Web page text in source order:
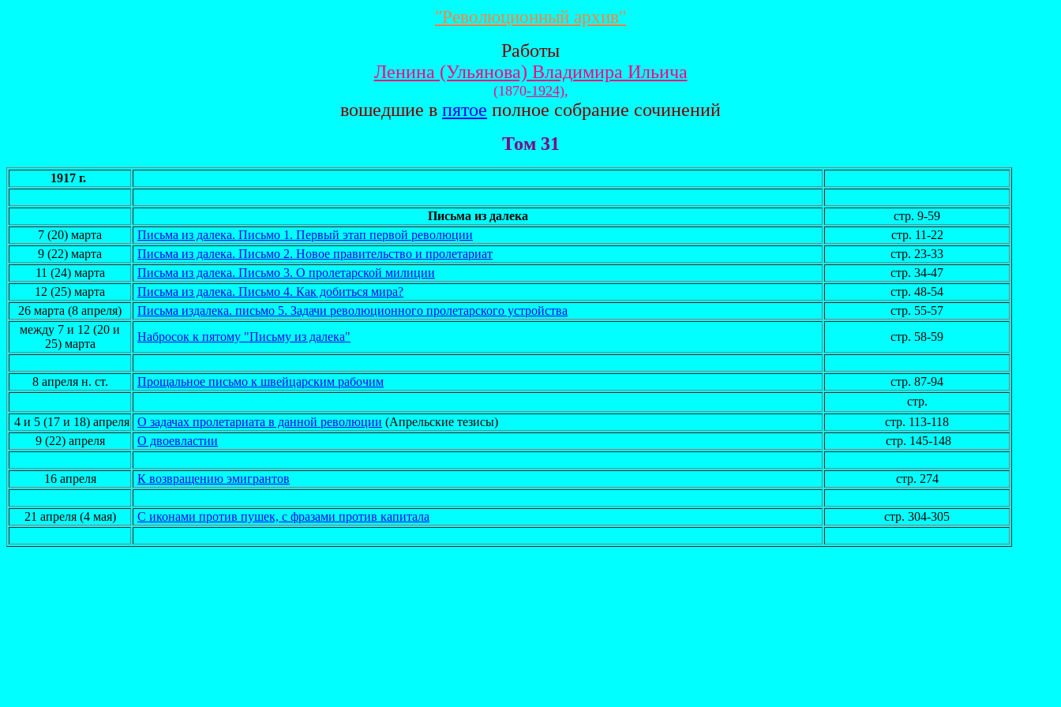
"Революционный архив"
Работы
Ленина (Ульянова) Владимира Ильича
(1870-1924),
вошедшие в пятое полное собрание сочинений
Том 31
1917 г.
Письма из далека
стр. 9-59
7 (20) марта
Письма из далека. Письмо 1. Первый этап первой революции
стр. 11-22
9 (22) марта
Письма из далека. Письмо 2. Новое правительство и пролетариат
стр. 23-33
11 (24) марта
Письма из далека. Письмо 3. О пролетарской милиции
стр. 34-47
12 (25) марта
Письма из далека. Письмо 4. Как добиться мира?
стр. 48-54
26 марта (8 апреля)
Письма издалека. письмо 5. Задачи революционного пролетарского устройства
стр. 55-57
между 7 и 12 (20 и
25) марта
Набросок к пятому "Письму из далека" стр. 58-59
8 апреля н. ст. Прощальное письмо к швейцарским рабочим
стр. 87-94
стр.
4 и 5 (17 и 18) апреля
О задачах пролетариата в данной революции (Апрельские тезисы)
стр. 113-118
9 (22) апреля
О двоевластии стр. 145-148
16 апреля К возвращению эмигрантов стр. 274
21 апреля (4 мая) С иконами против пушек, с фразами против капитала стр. 304-305